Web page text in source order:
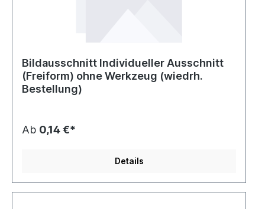
Bildausschnitt Individueller Ausschnitt
(Freiform) ohne Werkzeug (wiedrh.
Bestellung)
Ab 0,14 €*
Details